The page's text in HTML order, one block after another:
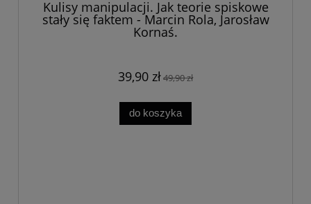
Kulisy manipulacji. Jak teorie spiskowe
stały się faktem - Marcin Rola, Jarosław
Kornaś.
39,90 zł49,90 zł
do koszyka